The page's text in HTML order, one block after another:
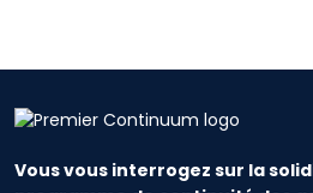
Vous vous interrogez sur la